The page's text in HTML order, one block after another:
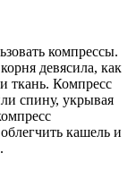
компрессы.
девясила, как
ткань. Компресс
спину, укрывая
кашель и